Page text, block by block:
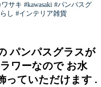
ワサキ #kawasaki #パンパスグ
し #インテリア雑貨
パンパスグラスが
ワーなので お水
っていただけます .